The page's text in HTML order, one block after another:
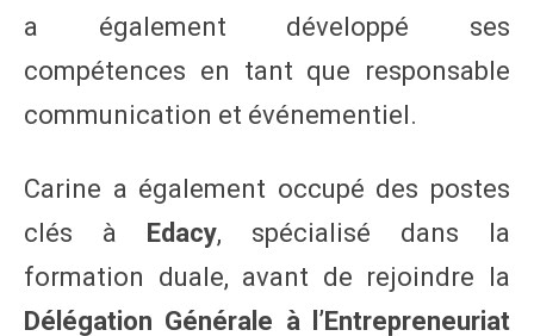
a également développé ses
compétences en tant que responsable
communication et événementiel.
Carine a également occupé des postes
clés à Edacy, spécialisé dans la
formation duale, avant de rejoindre la
Délégation Générale à l’Entrepreneuriat